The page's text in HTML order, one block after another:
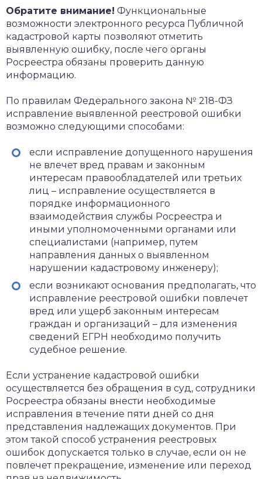
Обратите внимание! Функциональные
возможности электронного ресурса Публичной
кадастровой карты позволяют отметить
выявленную ошибку, после чего органы
Росреестра обязаны проверить данную
информацию.
По правилам Федерального закона № 218-ФЗ
исправление выявленной реестровой ошибки
возможно следующими способами:
если исправление допущенного нарушения
не влечет вред правам и законным
интересам правообладателей или третьих
лиц – исправление осуществляется в
порядке информационного
взаимодействия службы Росреестра и
иными уполномоченными органами или
специалистами (например, путем
направления данных о выявленном
нарушении кадастровому инженеру);
если возникают основания предполагать, что
исправление реестровой ошибки повлечет
вред или ущерб законным интересам
граждан и организаций – для изменения
сведений ЕГРН необходимо получить
судебное решение.
Если устранение кадастровой ошибки
осуществляется без обращения в суд, сотрудники
Росреестра обязаны внести необходимые
исправления в течение пяти дней со дня
представления надлежащих документов. При
этом такой способ устранения реестровых
ошибок допускается только в случае, если он не
повлечет прекращение, изменение или переход